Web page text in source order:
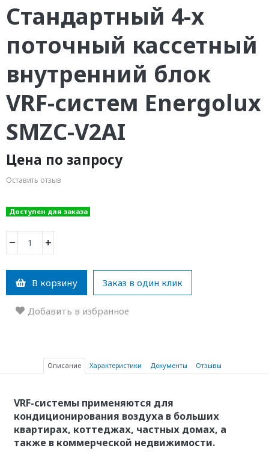
Стандартный 4-х
поточный кассетный
внутренний блок
VRF-систем Energolux
SMZC-V2AI
Цена по запросу
Оставить отзыв
Доступен для заказа
− +
В корзину Заказ в один клик
Добавить в избранное
Описание Характеристики Документы Отзывы
VRF-системы применяются для
кондиционирования воздуха в больших
квартирах, коттеджах, частных домах, а
также в коммерческой недвижимости.